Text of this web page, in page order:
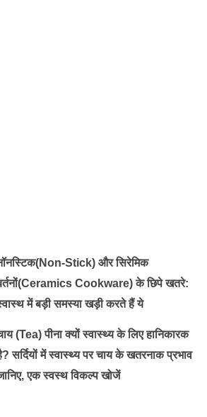
Stick) और सिरेमिक
Cookware) के छिपे खतरे:
में बड़ी समस्या खड़ी करते हैं ये
(Tea) पीना क्यों स्वास्थ्य के लिए हानिकारक
सर्दियों में स्वास्थ्य पर चाय के खतरनाक प्रभाव
एक स्वस्थ विकल्प खोजें